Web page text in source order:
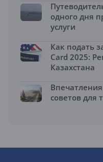
одного дня
услуги
Как подать
Card 2025:
Казахстана
советов для